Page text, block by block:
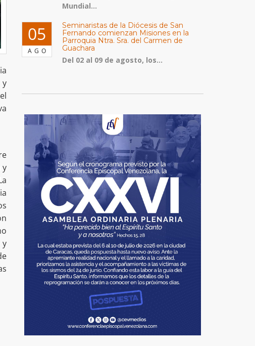
y
y
Mundial...
05
AGO
Seminaristas de la Diócesis de San
Fernando comienzan Misiones en la
Parroquia Ntra. Sra. del Carmen de
Guachara
Del 02 al 09 de agosto, los...